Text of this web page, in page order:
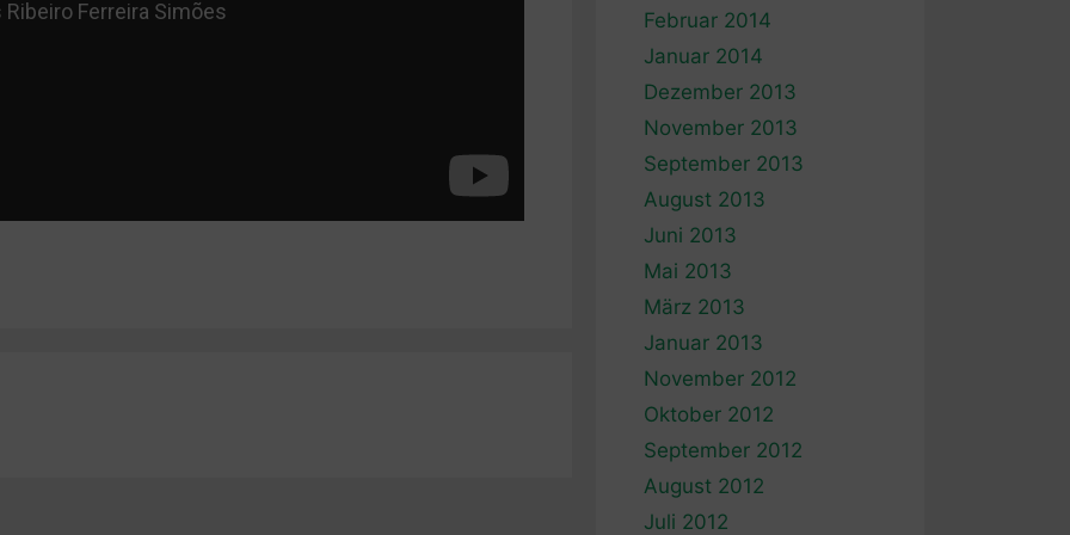
Februar 2014
Januar 2014
Dezember 2013
November 2013
September 2013
August 2013
Juni 2013
Mai 2013
März 2013
Januar 2013
November 2012
Oktober 2012
September 2012
August 2012
Juli 2012